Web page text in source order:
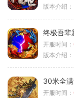
版本介绍：
终极吾辈
开服时间：
版本介绍：
30米全
开服时间：